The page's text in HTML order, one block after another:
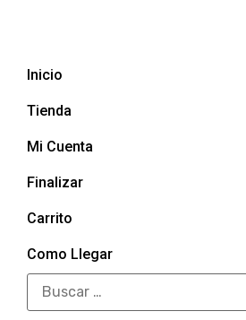
Inicio
Tienda
Mi Cuenta
Finalizar
Carrito
Como Llegar